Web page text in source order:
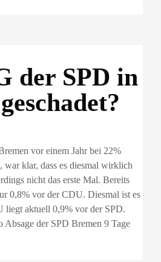
der SPD in
vor einem Jahr bei 22%
klar, dass es diesmal wirklich
nicht das erste Mal. Bereits
0,8% vor der CDU. Diesmal ist es
liegt aktuell 0,9% vor der SPD.
der SPD Bremen 9 Tage